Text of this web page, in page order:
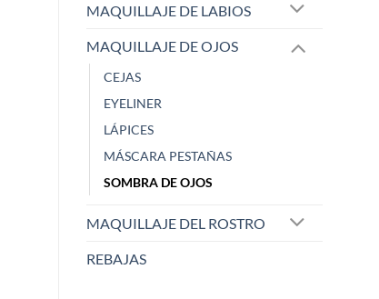
MAQUILLAJE DE LABIOS
MAQUILLAJE DE OJOS
CEJAS
EYELINER
LÁPICES
MÁSCARA PESTAÑAS
SOMBRA DE OJOS
MAQUILLAJE DEL ROSTRO
REBAJAS
ELISABETH L.
Zaoista
5/5
¡Este sacapuntas es una
Mostrar más